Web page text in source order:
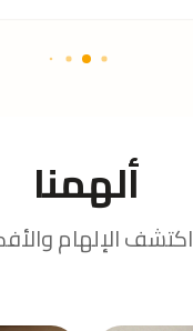
ألهمنا
اكتشف الإلهام